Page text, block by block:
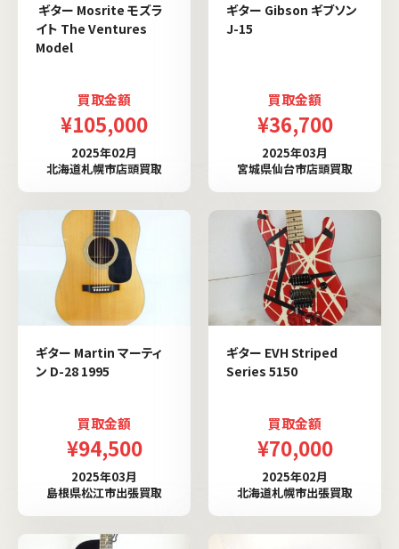
ギター Mosrite モズラ
イト The Ventures
Model
買取金額
¥105,000
2025年02月
北海道札幌市店頭買取
ギター Gibson ギブソン
J-15
買取金額
¥36,700
2025年03月
宮城県仙台市店頭買取
ギター Martin マーティ
ン D-28 1995
買取金額
¥94,500
2025年03月
島根県松江市出張買取
ギター EVH Striped
Series 5150
買取金額
¥70,000
2025年02月
北海道札幌市出張買取